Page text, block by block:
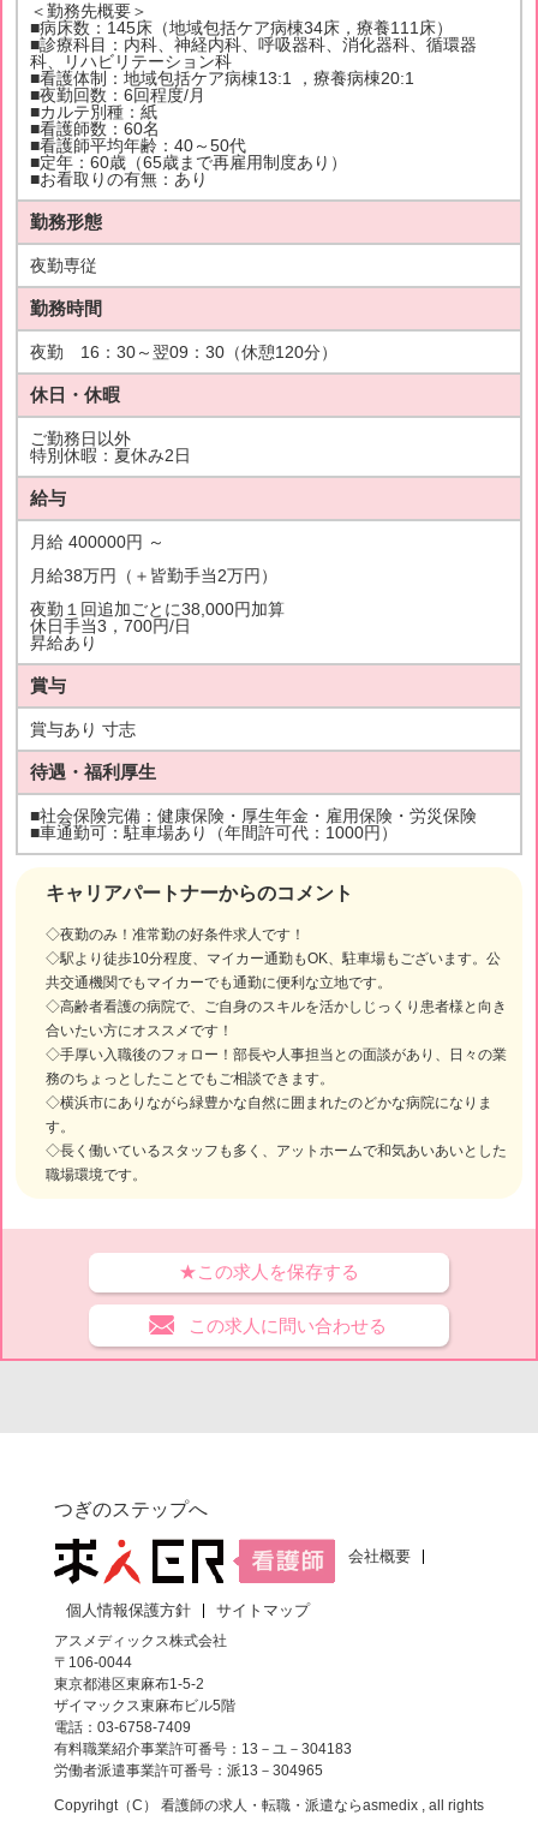
キャリアパートナーからのコメント
◇夜勤のみ！准常勤の好条件求人です！
◇駅より徒歩10分程度、マイカー通勤もOK、駐車場もございます。公
共交通機関でもマイカーでも通勤に便利な立地です。
◇高齢者看護の病院で、ご自身のスキルを活かしじっくり患者様と向き
合いたい方にオススメです！
◇手厚い入職後のフォロー！部長や人事担当との面談があり、日々の業
務のちょっとしたことでもご相談できます。
◇横浜市にありながら緑豊かな自然に囲まれたのどかな病院になりま
す。
◇長く働いているスタッフも多く、アットホームで和気あいあいとした
職場環境です。
＜勤務先概要＞
■病床数：145床（地域包括ケア病棟34床，療養111床）
■診療科目：内科、神経内科、呼吸器科、消化器科、循環器
科、リハビリテーション科
■看護体制：地域包括ケア病棟13:1 ，療養病棟20:1
■夜勤回数：6回程度/月
■カルテ別種：紙
■看護師数：60名
■看護師平均年齢：40～50代
■定年：60歳（65歳まで再雇用制度あり）
■お看取りの有無：あり
勤務形態
夜勤専従
勤務時間
夜勤 16：30～翌09：30（休憩120分）
休日・休暇
ご勤務日以外
特別休暇：夏休み2日
給与
月給 400000円 ～
月給38万円（＋皆勤手当2万円）
夜勤１回追加ごとに38,000円加算
休日手当3，700円/日
昇給あり
賞与
賞与あり 寸志
待遇・福利厚生
■社会保険完備：健康保険・厚生年金・雇用保険・労災保険
■車通勤可：駐車場あり（年間許可代：1000円）
★この求人を保存する
この求人に問い合わせる
つぎのステップへ
会社概要
個人情報保護方針
サイトマップ
アスメディックス株式会社
〒106-0044
東京都港区東麻布1-5-2
ザイマックス東麻布ビル5階
電話：03-6758-7409
有料職業紹介事業許可番号：13－ユ－304183
労働者派遣事業許可番号：派13－304965
Copyrihgt（C） 看護師の求人・転職・派遣ならasmedix , all rights